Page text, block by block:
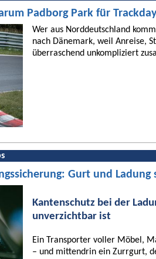
Padborg Park für
Wer aus Norddeutschland
nach Dänemark, weil Anreise,
überraschend unkompliziert
Gurt und Ladung
Kantenschutz bei der
unverzichtbar ist
Ein Transporter voller Möbel,
– und mittendrin ein Zurrgurt,